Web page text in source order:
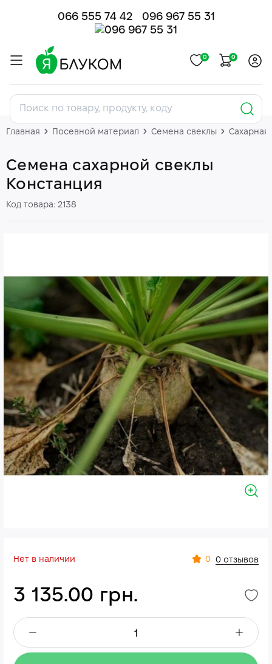
066 555 74 42 096 967 55 31
0 0
Главная Посевной материал Семена свеклы Сахарная
Семена сахарной свеклы
Констанция
Код товара: 2138
Нет в наличии 0 0 отзывов
3 135.00 грн.